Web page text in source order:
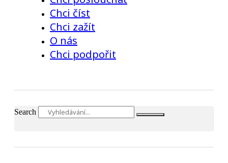
Chci číst
Chci zažít
O nás
Chci podpořit
Search